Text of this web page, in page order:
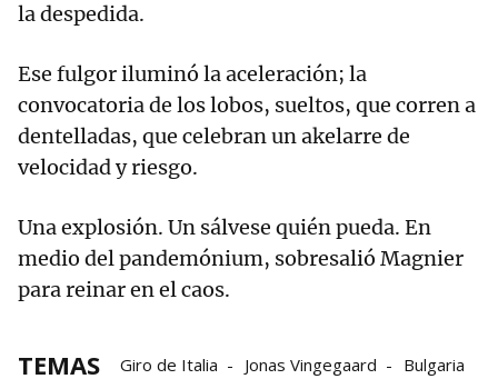
la despedida.
Ese fulgor iluminó la aceleración; la
convocatoria de los lobos, sueltos, que corren a
dentelladas, que celebran un akelarre de
velocidad y riesgo.
Una explosión. Un sálvese quién pueda. En
medio del pandemónium, sobresalió Magnier
para reinar en el caos.
TEMAS Giro de Italia Jonas Vingegaard Bulgaria